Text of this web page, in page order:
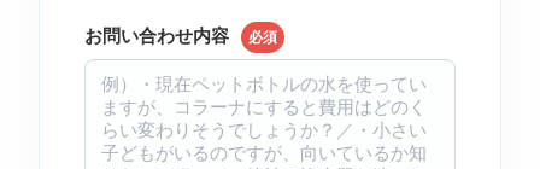
お問い合わせ内容 必須